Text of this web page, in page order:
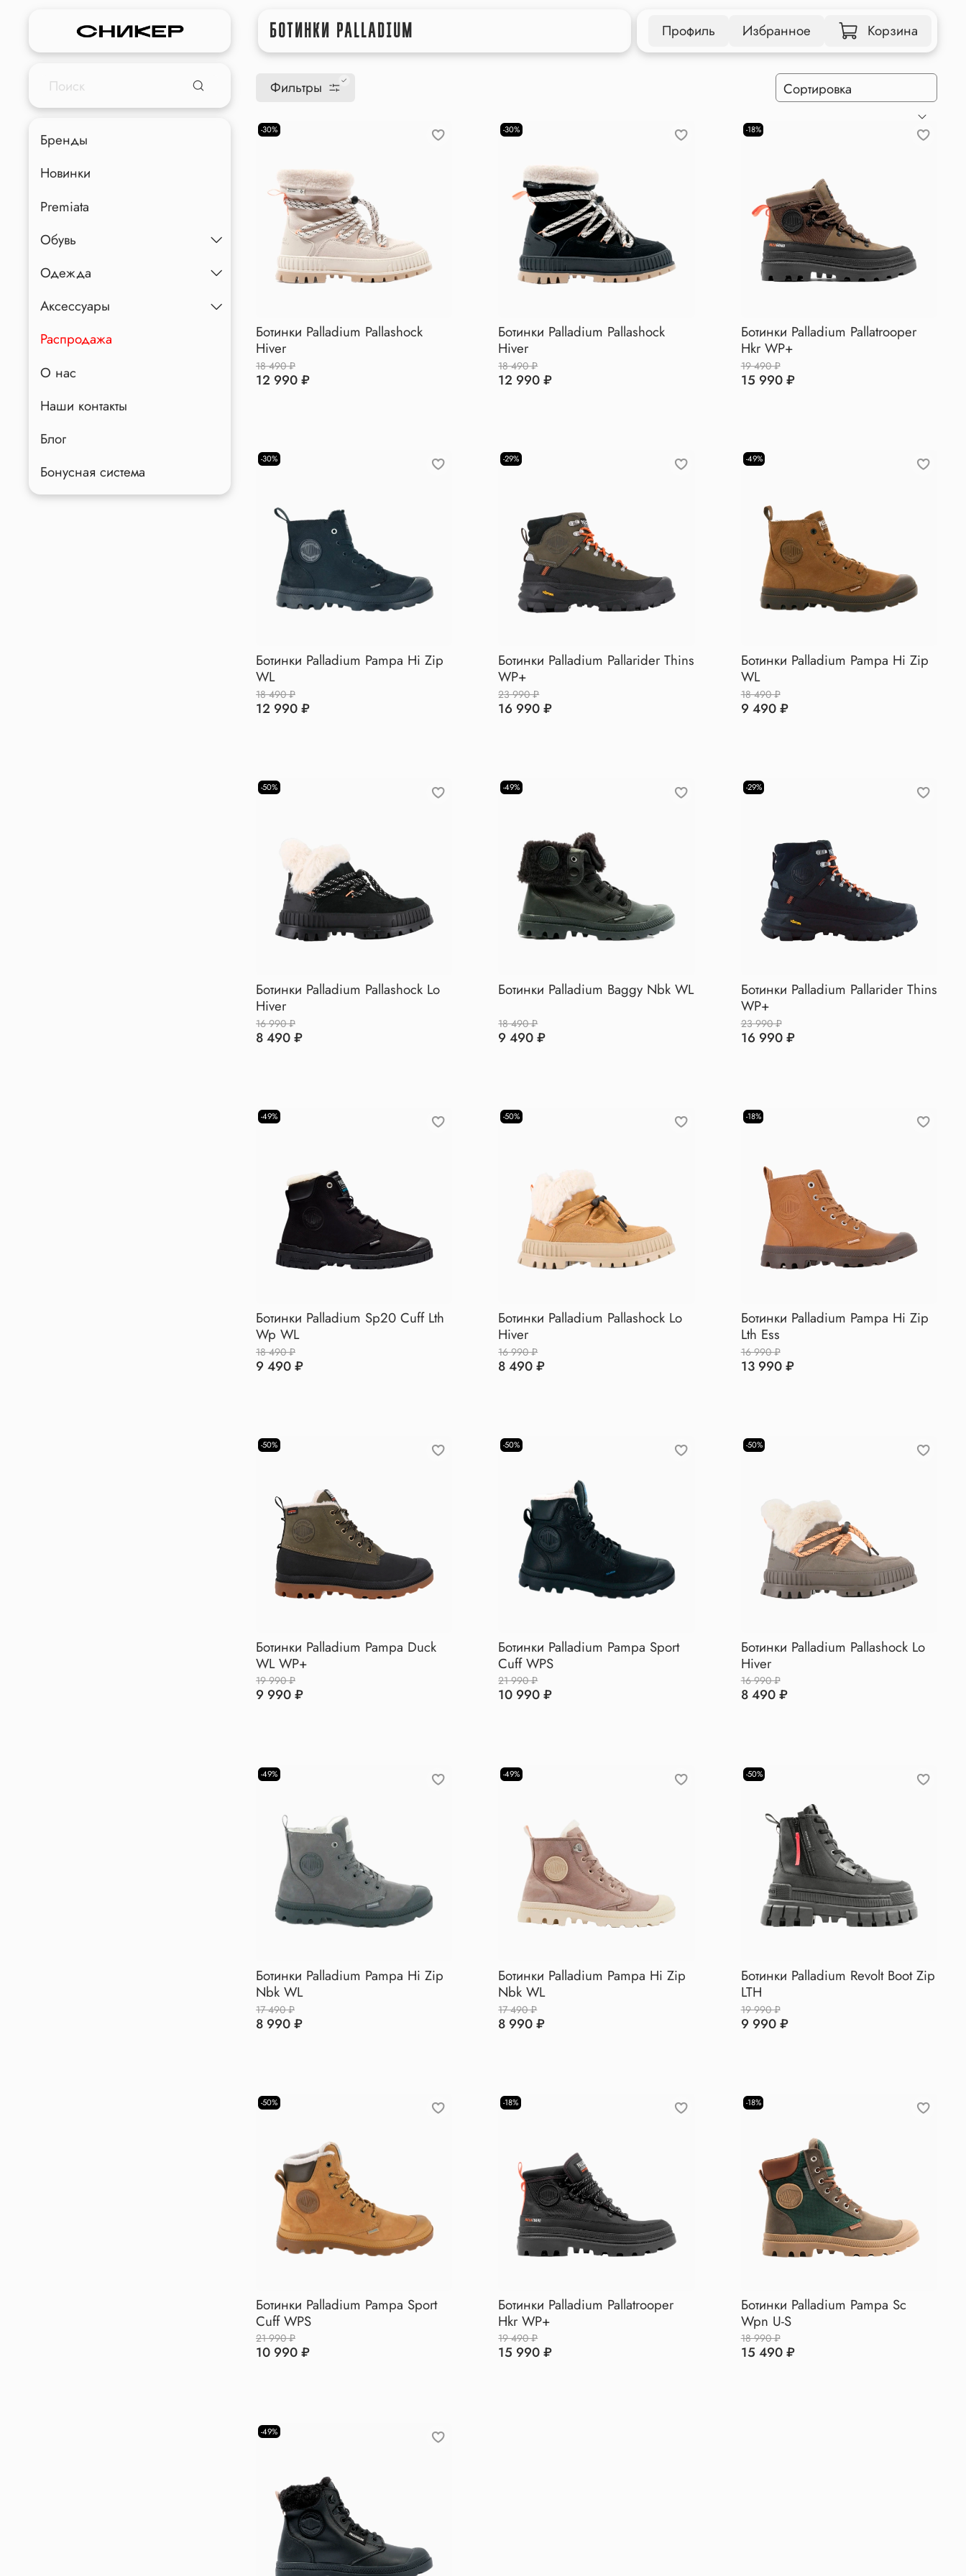
БОТИНКИ PALLADIUM Профиль Избранное Корзина
Фильтры
-30%
Ботинки Palladium Pallashock
Hiver
18 490 ₽
12 990 ₽
-30%
Ботинки Palladium Pallashock
Hiver
18 490 ₽
12 990 ₽
-18%
Ботинки Palladium Pallatrooper
Hkr WP+
19 490 ₽
15 990 ₽
-30%
Ботинки Palladium Pampa Hi Zip
WL
18 490 ₽
12 990 ₽
-29%
Ботинки Palladium Pallarider Thins
WP+
23 990 ₽
16 990 ₽
-49%
Ботинки Palladium Pampa Hi Zip
WL
18 490 ₽
9 490 ₽
-50%
Ботинки Palladium Pallashock Lo
Hiver
16 990 ₽
8 490 ₽
-49%
Ботинки Palladium Baggy Nbk WL
18 490 ₽
9 490 ₽
-29%
Ботинки Palladium Pallarider Thins
WP+
23 990 ₽
16 990 ₽
-49%
Ботинки Palladium Sp20 Cuff Lth
Wp WL
18 490 ₽
9 490 ₽
-50%
Ботинки Palladium Pallashock Lo
Hiver
16 990 ₽
8 490 ₽
-18%
Ботинки Palladium Pampa Hi Zip
Lth Ess
16 990 ₽
13 990 ₽
-50%
Ботинки Palladium Pampa Duck
WL WP+
19 990 ₽
9 990 ₽
-50%
Ботинки Palladium Pampa Sport
Cuff WPS
21 990 ₽
10 990 ₽
-50%
Ботинки Palladium Pallashock Lo
Hiver
16 990 ₽
8 490 ₽
-49%
Ботинки Palladium Pampa Hi Zip
Nbk WL
17 490 ₽
8 990 ₽
-49%
Ботинки Palladium Pampa Hi Zip
Nbk WL
17 490 ₽
8 990 ₽
-50%
Ботинки Palladium Revolt Boot Zip
LTH
19 990 ₽
9 990 ₽
-50%
Ботинки Palladium Pampa Sport
Cuff WPS
21 990 ₽
10 990 ₽
-18%
Ботинки Palladium Pallatrooper
Hkr WP+
19 490 ₽
15 990 ₽
-18%
Ботинки Palladium Pampa Sc
Wpn U-S
18 990 ₽
15 490 ₽
-49%
Бренды
Новинки
Premiata
Обувь
Одежда
Аксессуары
Распродажа
О нас
Наши контакты
Блог
Бонусная система